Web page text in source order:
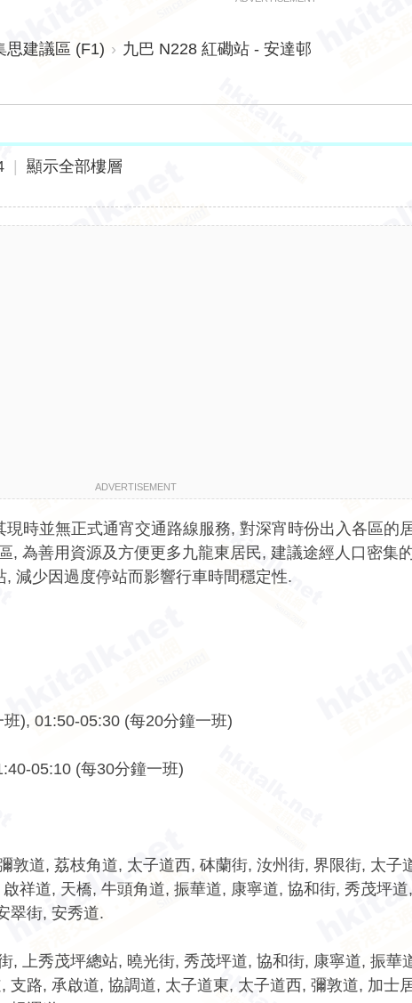
思建議區 (F1) › 九巴 N228 紅磡站 - 安達邨
顯示全部樓層
ADVERTISEMENT
時並無正式通宵交通路線服務, 對深宵時份出入各區的
, 為善用資源及方便更多九龍東居民, 建議途經人口密集
減少因過度停站而影響行車時間穩定性.
), 01:50-05:30 (每20分鐘一班)
05:10 (每30分鐘一班)
敦道, 荔枝角道, 太子道西, 砵蘭街, 汝州街, 界限街, 太子
祥道, 天橋, 牛頭角道, 振華道, 康寧道, 協和街, 秀茂坪
翠街, 安秀道.
, 上秀茂坪總站, 曉光街, 秀茂坪道, 協和街, 康寧道, 振華
支路, 承啟道, 協調道, 太子道東, 太子道西, 彌敦道, 加士